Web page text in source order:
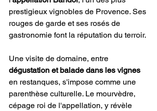
prestigieux vignobles de Provence. Ses
rouges de garde et ses rosés de
gastronomie font la réputation du terroir.
Une visite de domaine, entre
dégustation et balade dans les vignes
en restanques, s'impose comme une
parenthèse culturelle. Le mourvèdre,
cépage roi de l'appellation, y révèle